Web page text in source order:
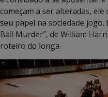
começam a ser alteradas,
seu papel na sociedade jogo.
Ball Murder”, de William
roteiro do longa.